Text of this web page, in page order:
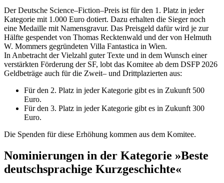
Der Deutsche Science–Fiction–Preis ist für den 1. Platz in jeder
Kategorie mit 1.000 Euro dotiert. Dazu erhalten die Sieger noch
eine Medaille mit Namensgravur. Das Preisgeld dafür wird je zur
Hälfte gespendet von Thomas Recktenwald und der von Helmuth
W. Mommers gegründeten Villa Fantastica in Wien.
In Anbetracht der Vielzahl guter Texte und in dem Wunsch einer
verstärkten Förderung der SF, lobt das Komitee ab dem DSFP 2026
Geldbeträge auch für die Zweit– und Drittplazierten aus:
Für den 2. Platz in jeder Kategorie gibt es in Zukunft 500
Euro.
Für den 3. Platz in jeder Kategorie gibt es in Zukunft 300
Euro.
Die Spenden für diese Erhöhung kommen aus dem Komitee.
Nominierungen in der Kategorie »Beste
deutschsprachige Kurzgeschichte«